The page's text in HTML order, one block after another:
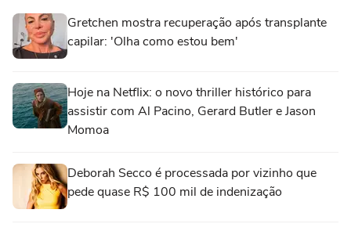
Gretchen mostra recuperação após transplante
capilar: 'Olha como estou bem'
Hoje na Netflix: o novo thriller histórico para
assistir com Al Pacino, Gerard Butler e Jason
Momoa
Deborah Secco é processada por vizinho que
pede quase R$ 100 mil de indenização